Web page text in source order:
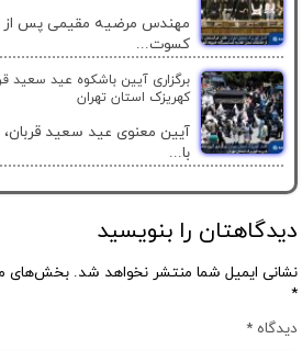
کسوت...
برگزاری آیین باشکوه عید سعید
کهریزک استان تهران
آیین معنوی عید سعید
با...
دیدگاهتان را بنویسید
نشانی ایمیل شما منتشر نخواهد شد. بخش‌های
*
دیدگاه*